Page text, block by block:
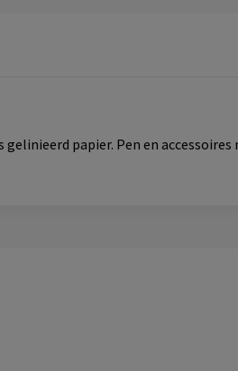
papier. Pen en accessoires